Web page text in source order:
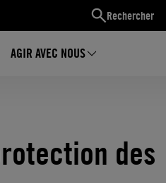
Rechercher
AGIR AVEC NOUS
des